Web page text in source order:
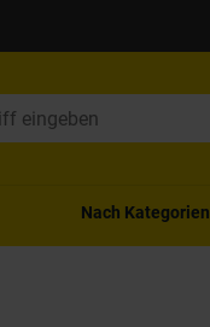
Nach Kategorien